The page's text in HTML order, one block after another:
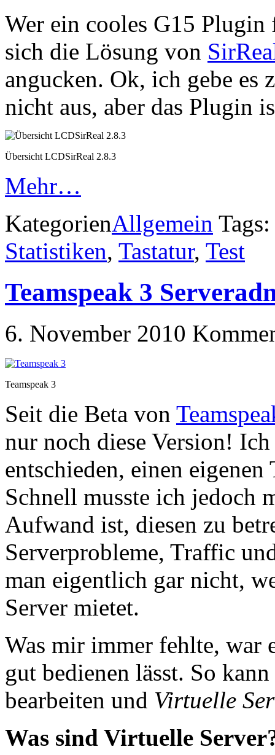
Wer ein cooles G15
sich die Lösung von
angucken. Ok, ich gebe es
nicht aus, aber das Plugin
Übersicht LCDSirReal 2.8.3
Mehr…
KategorienAllgemein
Statistiken, Tastatur, Test
Teamspeak 3
6. November 2010
Teamspeak 3
Seit die Beta von
nur noch diese Version!
entschieden, einen eigenen
Schnell musste ich jedoch
Aufwand ist, diesen zu
Serverprobleme, Traffic
man eigentlich gar nicht,
Server mietet.
Was mir immer fehlte, war
gut bedienen lässt. So
bearbeiten und Virtuelle
Was sind Virtuelle